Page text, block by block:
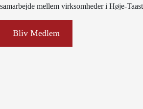
samarbejde mellem virksomheder i Høje-
Bliv Medlem